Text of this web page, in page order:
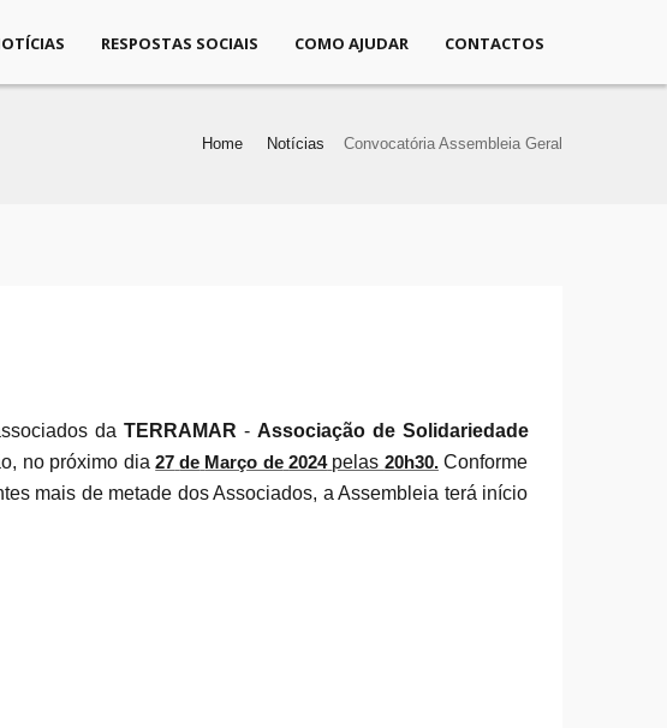
RESPOSTAS SOCIAIS COMO AJUDAR CONTACTOS
Home Notícias Convocatória Assembleia Geral
da TERRAMAR - Associação de Solidariedade
no próximo dia27 de Março de 2024 pelas 20h30. Conforme
mais de metade dos Associados, a Assembleia terá início